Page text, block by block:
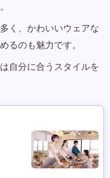
く、かわいいウェアな
るのも魅力です。
自分に合うスタイルを